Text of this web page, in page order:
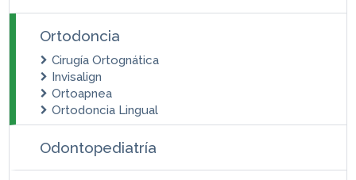
Ortodoncia
Cirugía Ortognática
Invisalign
Ortoapnea
Ortodoncia Lingual
Odontopediatría